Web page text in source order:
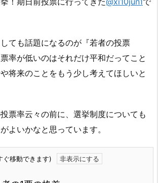
ても話題になるのが『若者の投票
率が低いのはそれだけ平和だってこと
将来のことをもう少し考えてほしいと
票率云々の前に、選挙制度についても
よいかなと思っています。
ぐ移動できます)